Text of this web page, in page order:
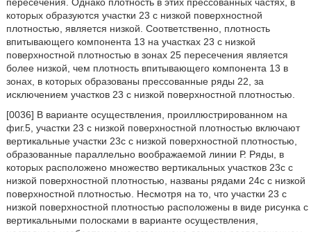
которых образуются участки 23 с низкой поверхностной
плотностью, является низкой. Соответственно, плотность
впитывающего компонента 13 на участках 23 с низкой
поверхностной плотностью в зонах 25 пересечения является
более низкой, чем плотность впитывающего компонента 13 в
зонах, в которых образованы прессованные ряды 22, за
исключением участков 23 с низкой поверхностной плотностью.
[0036] В варианте осуществления, проиллюстрированном на
фиг.5, участки 23 с низкой поверхностной плотностью включают
вертикальные участки 23с с низкой поверхностной плотностью,
образованные параллельно воображаемой линии Р. Ряды, в
которых расположено множество вертикальных участков 23с с
низкой поверхностной плотностью, названы рядами 24с с низкой
поверхностной плотностью. Несмотря на то, что участки 23 с
низкой поверхностной плотностью расположены в виде рисунка с
вертикальными полосками в варианте осуществления,